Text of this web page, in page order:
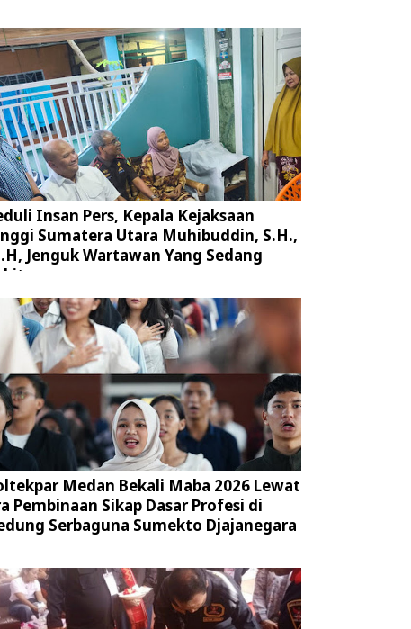
Insan Pers, Kepala Kejaksaan
Sumatera Utara Muhibuddin, S.H.,
Jenguk Wartawan Yang Sedang
Medan Bekali Maba 2026 Lewat
Pembinaan Sikap Dasar Profesi di
Serbaguna Sumekto Djajanegara